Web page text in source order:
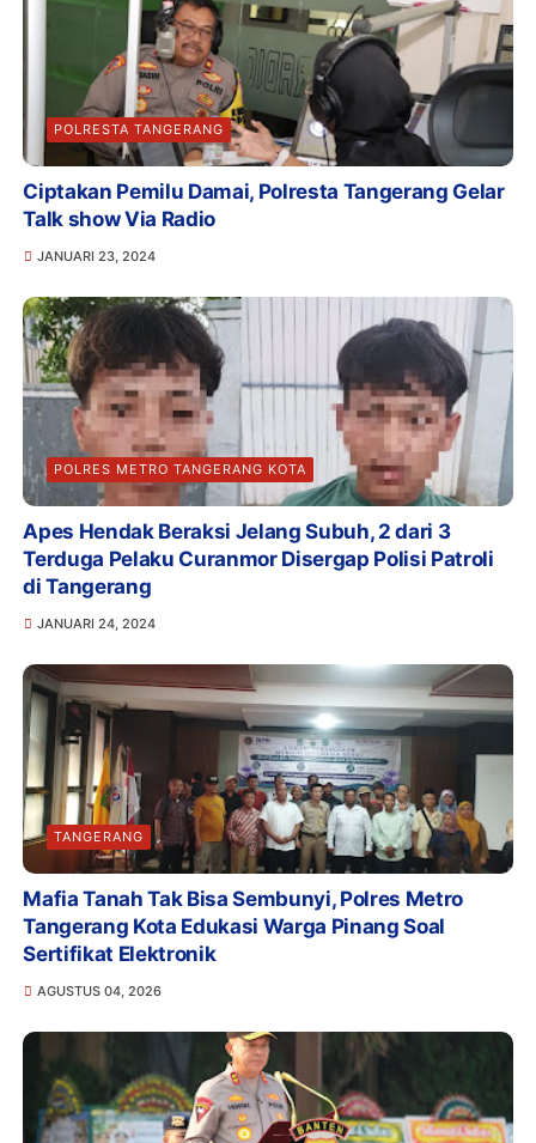
POLRESTA TANGERANG
Ciptakan Pemilu Damai, Polresta Tangerang Gelar
Talk show Via Radio
JANUARI 23, 2024
POLRES METRO TANGERANG KOTA
Apes Hendak Beraksi Jelang Subuh, 2 dari 3
Terduga Pelaku Curanmor Disergap Polisi Patroli
di Tangerang
JANUARI 24, 2024
TANGERANG
Mafia Tanah Tak Bisa Sembunyi, Polres Metro
Tangerang Kota Edukasi Warga Pinang Soal
Sertifikat Elektronik
AGUSTUS 04, 2026